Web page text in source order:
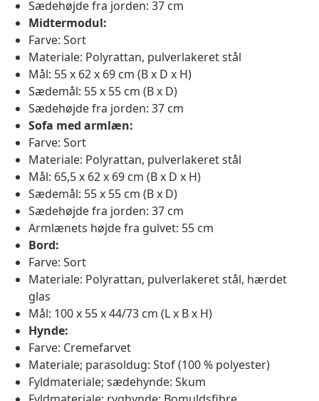
Sædehøjde fra jorden: 37 cm
Midtermodul:
Farve: Sort
Materiale: Polyrattan, pulverlakeret stål
Mål: 55 x 62 x 69 cm (B x D x H)
Sædemål: 55 x 55 cm (B x D)
Sædehøjde fra jorden: 37 cm
Sofa med armlæn:
Farve: Sort
Materiale: Polyrattan, pulverlakeret stål
Mål: 65,5 x 62 x 69 cm (B x D x H)
Sædemål: 55 x 55 cm (B x D)
Sædehøjde fra jorden: 37 cm
Armlænets højde fra gulvet: 55 cm
Bord:
Farve: Sort
Materiale: Polyrattan, pulverlakeret stål, hærdet
glas
Mål: 100 x 55 x 44/73 cm (L x B x H)
Hynde:
Farve: Cremefarvet
Materiale; parasoldug: Stof (100 % polyester)
Fyldmateriale; sædehynde: Skum